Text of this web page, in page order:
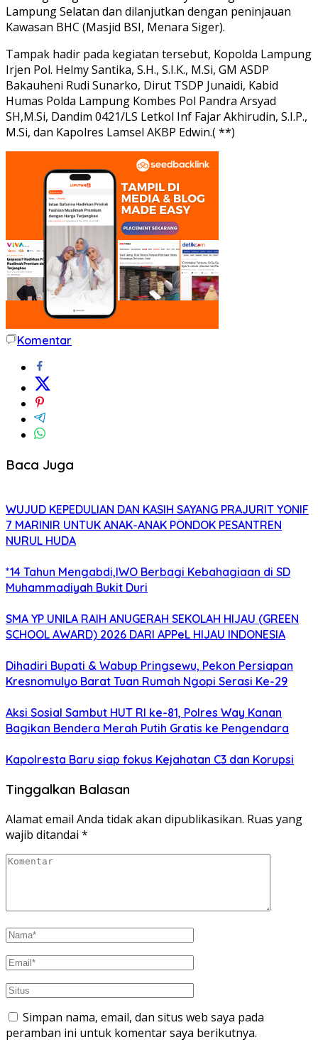
Lampung Selatan dan dilanjutkan dengan peninjauan
Kawasan BHC (Masjid BSI, Menara Siger).
Tampak hadir pada kegiatan tersebut, Kopolda Lampung
Irjen Pol. Helmy Santika, S.H., S.I.K., M.Si, GM ASDP
Bakauheni Rudi Sunarko, Dirut TSDP Junaidi, Kabid
Humas Polda Lampung Kombes Pol Pandra Arsyad
SH,M.Si, Dandim 0421/LS Letkol Inf Fajar Akhirudin, S.I.P.,
M.Si, dan Kapolres Lamsel AKBP Edwin.( **)
Komentar
Baca Juga
WUJUD KEPEDULIAN DAN KASIH SAYANG PRAJURIT YONIF
7 MARINIR UNTUK ANAK-ANAK PONDOK PESANTREN
NURUL HUDA
*14 Tahun Mengabdi,IWO Berbagi Kebahagiaan di SD
Muhammadiyah Bukit Duri
SMA YP UNILA RAIH ANUGERAH SEKOLAH HIJAU (GREEN
SCHOOL AWARD) 2026 DARI APPeL HIJAU INDONESIA
Dihadiri Bupati & Wabup Pringsewu, Pekon Persiapan
Kresnomulyo Barat Tuan Rumah Ngopi Serasi Ke-29
Aksi Sosial Sambut HUT RI ke-81, Polres Way Kanan
Bagikan Bendera Merah Putih Gratis ke Pengendara
Kapolresta Baru siap fokus Kejahatan C3 dan Korupsi
Tinggalkan Balasan
Alamat email Anda tidak akan dipublikasikan. Ruas yang
wajib ditandai *
Simpan nama, email, dan situs web saya pada
peramban ini untuk komentar saya berikutnya.